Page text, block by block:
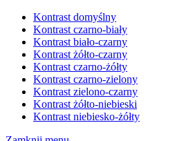
Kontrast domyślny
Kontrast czarno-biały
Kontrast biało-czarny
Kontrast żółto-czarny
Kontrast czarno-żółty
Kontrast czarno-zielony
Kontrast zielono-czarny
Kontrast żółto-niebieski
Kontrast niebiesko-żółty